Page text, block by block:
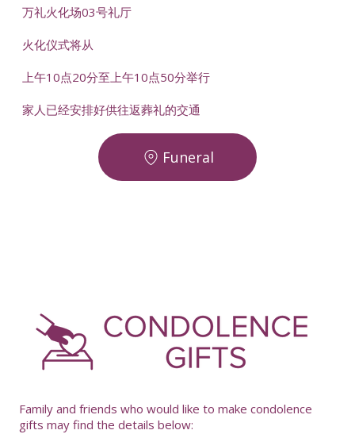
万礼火化场03号礼厅
火化仪式将从
上午10点20分至上午10点50分举行
家人已经安排好供往返葬礼的交通
Funeral
Family and friends who would like to make condolence
gifts may find the details below: